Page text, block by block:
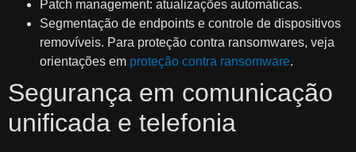
Patch management: atualizações automáticas.
Segmentação de endpoints e controle de dispositivos
removíveis. Para proteção contra ransomwares, veja
orientações em proteção contra ransomware.
Segurança em comunicação
unificada e telefonia